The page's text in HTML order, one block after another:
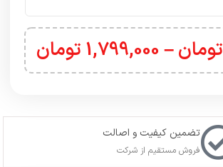
تومان–
1,799,000 تومان
تضمین کیفیت و اصالت
فروش مستقیم از شرکت